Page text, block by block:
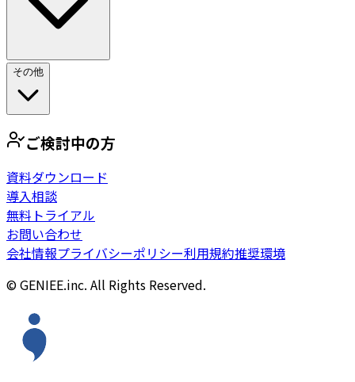
その他
ご検討中の方
資料ダウンロード
導入相談
無料トライアル
お問い合わせ
会社情報プライバシーポリシー利用規約推奨環境
© GENIEE.inc. All Rights Reserved.